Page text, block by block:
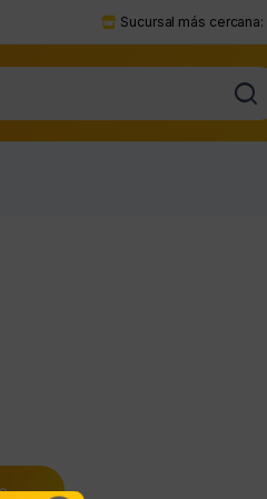
Sucursal más cercana: